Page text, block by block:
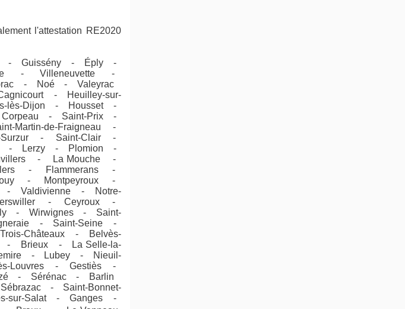
l'attestation RE2020
- Guissény - Éply -
- Villeneuvette -
- Noé - Valeyrac
- Heuilley-sur-
lès-Dijon - Housset -
- Saint-Prix -
de-Fraigneau -
Surzur - Saint-Clair -
- Lerzy - Plomion -
- La Mouche -
- Flammerans -
- Montpeyroux -
- Valdivienne - Notre-
- Ceyroux -
- Wirwignes - Saint-
- Saint-Seine -
Châteaux - Belvès-
- Brieux - La Selle-la-
- Lubey - Nieuil-
Louvres - Gestiès -
- Sérénac - Barlin
- Saint-Bonnet-
sur-Salat - Ganges -